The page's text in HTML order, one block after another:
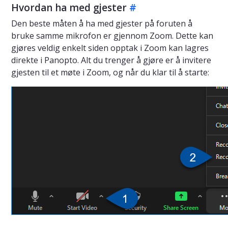
Hvordan ha med gjester #
Den beste måten å ha med gjester på foruten å
bruke samme mikrofon er gjennom Zoom. Dette kan
gjøres veldig enkelt siden opptak i Zoom kan lagres
direkte i Panopto. Alt du trenger å gjøre er å invitere
gjesten til et møte i Zoom, og når du klar til å starte: